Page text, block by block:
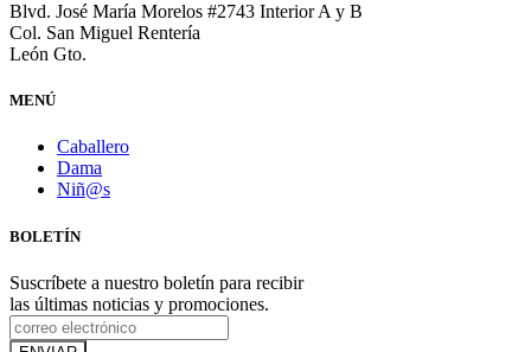
Blvd. José María Morelos #2743 Interior A y B
Col. San Miguel Rentería
León Gto.
MENÚ
Caballero
Dama
Niñ@s
BOLETÍN
Suscríbete a nuestro boletín para recibir
las últimas noticias y promociones.